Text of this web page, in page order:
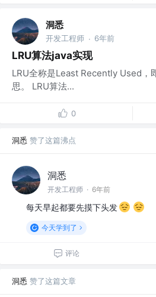
洞悉
开发工程师 · 6年前
LRU算法java实现
LRU全称是Least Recently Used，
思。 LRU算法...
0
洞悉 赞了这篇沸点
洞悉
开发工程师 · 6年前
每天早起都要先摸下头发
今天学到了
评论
洞悉 赞了这篇文章